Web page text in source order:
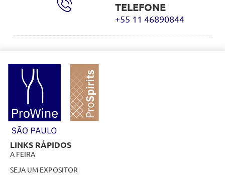
TELEFONE
+55 11 46890844
LINKS RÁPIDOS
A FEIRA
SEJA UM EXPOSITOR